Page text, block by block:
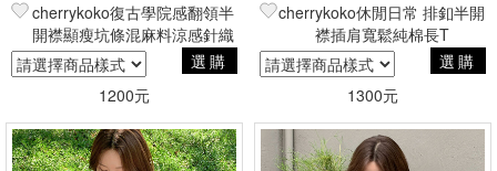
cherrykoko復古學院感翻領半
開襟顯瘦坑條混麻料涼感針織
衫
選購
1200元
cherrykoko休閒日常 排釦半開
襟插肩寬鬆純棉長T
選購
1300元